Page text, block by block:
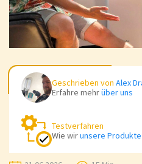
Geschrieben von Alex
Erfahre mehrüber uns
Testverfahren
Wie wirunsere